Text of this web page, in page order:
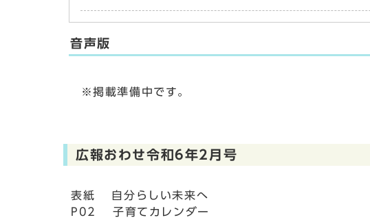
音声版
※掲載準備中です。
広報おわせ令和6年2月号
表紙 自分らしい未来へ
P02 子育てカレンダー